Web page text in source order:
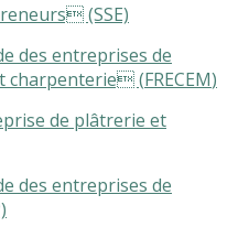
(SSE)
des entreprises de
charpenterie (FRECEM)
de plâtrerie et
des entreprises de